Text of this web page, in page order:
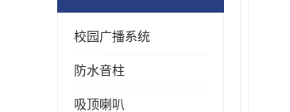
校园广播系统
防水音柱
吸顶喇叭